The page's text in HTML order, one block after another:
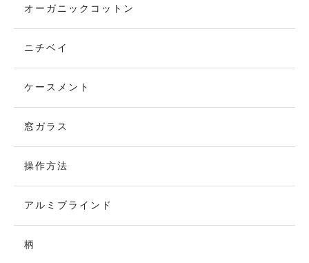
オーガニックコットン
ニチベイ
ケースメント
窓ガラス
操作方法
アルミブラインド
柄